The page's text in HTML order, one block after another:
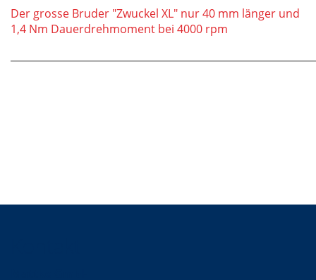
Der grosse Bruder "Zwuckel XL" nur 40 mm länger und
1,4 Nm Dauerdrehmoment bei 4000 rpm